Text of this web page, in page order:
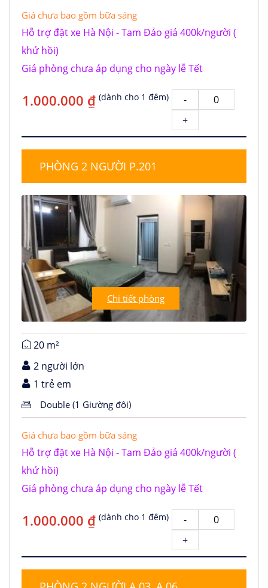
Giá chưa bao gồm bữa sáng
Hỗ trợ đặt xe Hà Nội - Tam Đảo giá 400k/người (
khứ hồi)
Giá phòng chưa áp dụng cho ngày lễ Tết
1.000.000 ₫ (dành cho 1 đêm)
-
+
PHÒNG 2 NGƯỜI P.201
Chi tiết phòng
20 m²
2 người lớn
1 trẻ em
Double (1 Giường đôi)
Giá chưa bao gồm bữa sáng
Hỗ trợ đặt xe Hà Nội - Tam Đảo giá 400k/người (
khứ hồi)
Giá phòng chưa áp dụng cho ngày lễ Tết
1.000.000 ₫ (dành cho 1 đêm)
-
+